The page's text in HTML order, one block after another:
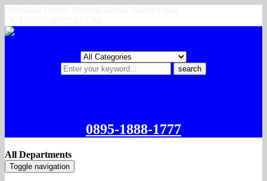
search
0895-1888-1777
All Departments
Toggle navigation